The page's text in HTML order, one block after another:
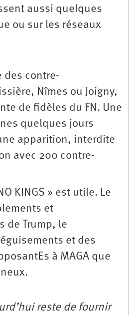
aussi quelques
ou sur les réseaux
des contre-
Nîmes ou Joigny,
de fidèles du FN. Une
quelques jours
apparition, interdite
avec 200 contre-
KINGS » est utile. Le
et
de Trump, le
et des
à MAGA que
reste de fournir